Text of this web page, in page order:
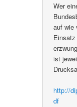
Wer
auf wie
ist
http://
df